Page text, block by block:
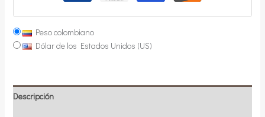
Peso colombiano
Dólar de los Estados Unidos (US)
Descripción